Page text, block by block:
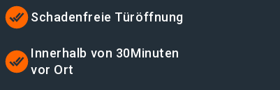
Schadenfreie Türöffnung
Innerhalb von 30Minuten
vor Ort